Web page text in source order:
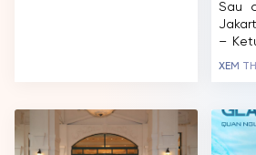
ĐỐI TÁC
FAQ
chức tại Celadon […]
Sau
–
có
giãn
XEM